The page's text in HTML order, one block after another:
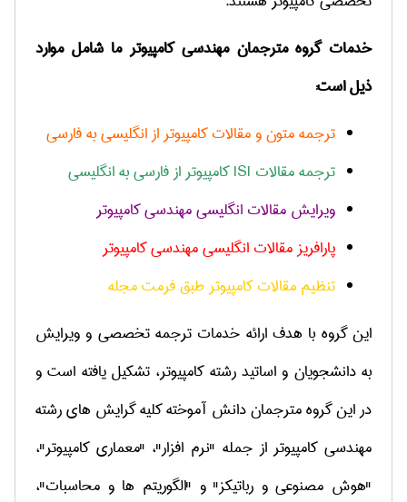
خدمات گروه مترجمان مهندسی کامپیوتر ما شامل موارد
ذیل است:
ترجمه متون و مقالات کامپیوتر از انگلیسی به فارسی
ترجمه مقالاتISIکامپیوتر از فارسی به انگلیسی
ویرایش مقالات انگلیسی مهندسی کامپیوتر
پارافریز مقالات انگلیسی مهندسی کامپیوتر
تنظیم مقالات کامپیوتر طبق فرمت مجله
این گروه با هدف ارائه خدمات ترجمه تخصصی و ویرایش
به دانشجویان و اساتید رشته كامپیوتر، تشكیل یافته است و
در این گروه مترجمان دانش آموخته کلیه گرایش های رشته
مهندسی کامپیوتر از جمله "نرم افزار"، "معماری كامپیوتر"،
"هوش مصنوعی و رباتیكز" و "الگوریتم ها و محاسبات"،